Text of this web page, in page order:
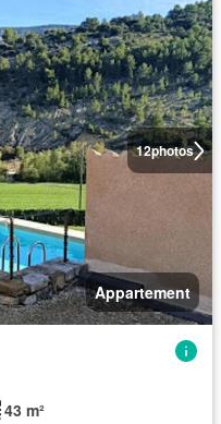
12photos
Appartement
43 m²